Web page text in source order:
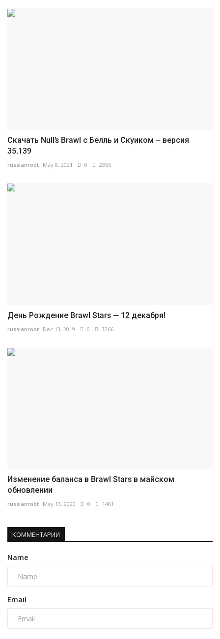
Скачать Null’s Brawl с Белль и Скуиком – версия
35.139
russianroot May 8, 2021 0 2366
День Рождение Brawl Stars — 12 декабря!
russianroot Dec 13, 2019 0 3266
Изменение баланса в Brawl Stars в майском
обновлении
russianroot May 13, 2020 0 1461
КОММЕНТАРИИ
Name
Email